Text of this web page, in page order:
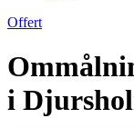
Offert
i